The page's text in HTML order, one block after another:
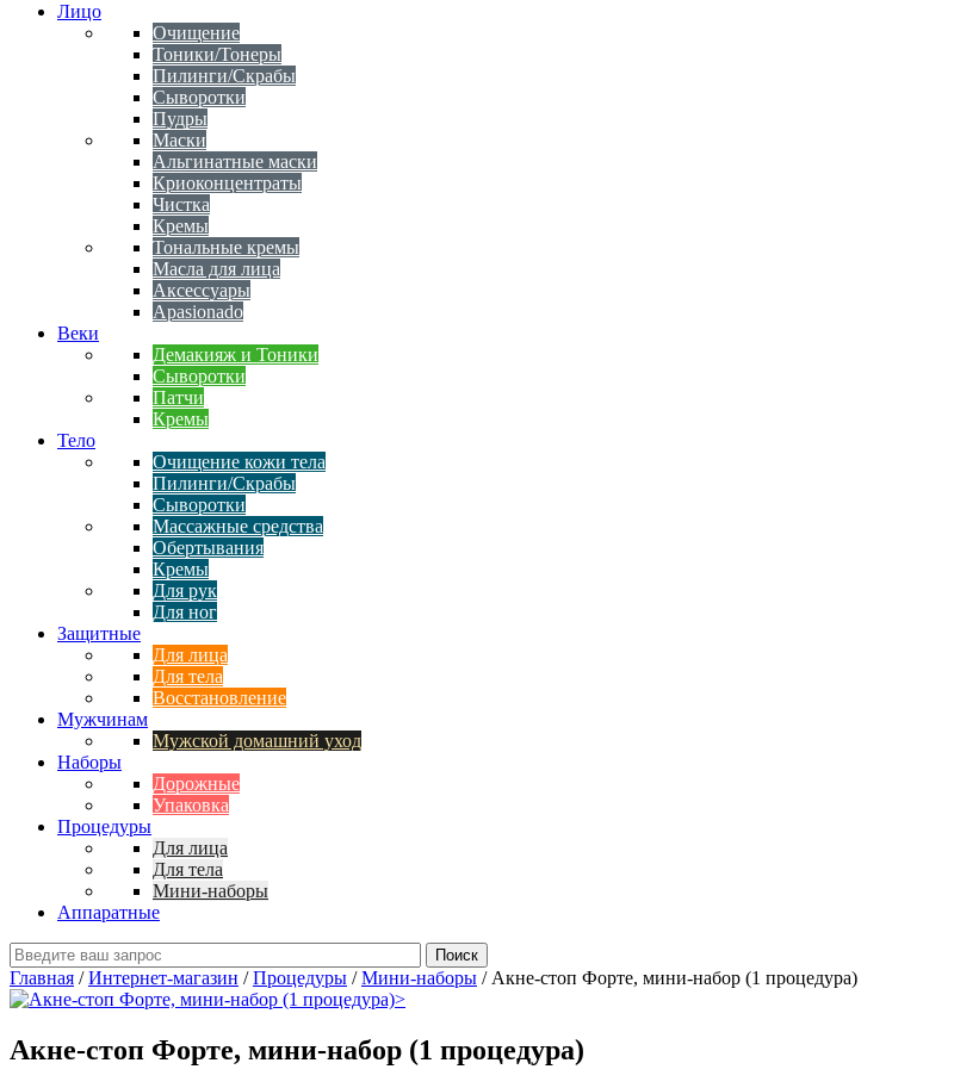
Лицо
Очищение
Тоники/Тонеры
Пилинги/Скрабы
Сыворотки
Пудры
Маски
Альгинатные маски
Криоконцентраты
Чистка
Кремы
Тональные кремы
Масла для лица
Аксессуары
Apasionado
Веки
Демакияж и Тоники
Сыворотки
Патчи
Кремы
Тело
Очищение кожи тела
Пилинги/Скрабы
Сыворотки
Массажные средства
Обертывания
Кремы
Для рук
Для ног
Защитные
Для лица
Для тела
Восстановление
Мужчинам
Мужской домашний уход
Наборы
Дорожные
Упаковка
Процедуры
Для лица
Для тела
Мини-наборы
Аппаратные
Главная /Интернет-магазин /Процедуры /Мини-наборы / Акне-стоп Форте, мини-набор (1 процедура)
>
Акне-стоп Форте, мини-набор (1 процедура)